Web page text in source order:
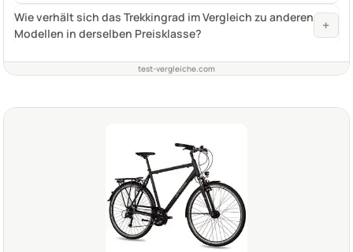
Wie verhält sich das Trekkingrad im Vergleich zu anderen
Modellen in derselben Preisklasse?
+
test-vergleiche.com